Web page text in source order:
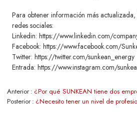
Para obtener información más
redes sociales:
Linkedin: https://www.linkedin.com/
Facebook: https://www.facebook.com/
Twitter: https://twitter.com/sunkean_energy
Entrada: https://www.instagram.com/
Anterior ¿Por qué SUNKEAN tiene dos
Posterior